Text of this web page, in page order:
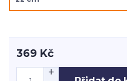
369 Kč